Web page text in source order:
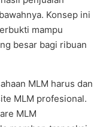
Konsep ini
mampu
besar bagi ribuan
MLM harus dan
MLM profesional.
MLM